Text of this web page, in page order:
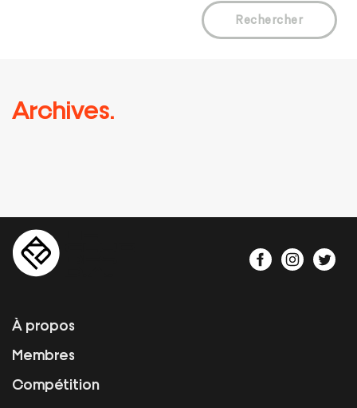
Rechercher
Archives.
À propos
Membres
Compétition